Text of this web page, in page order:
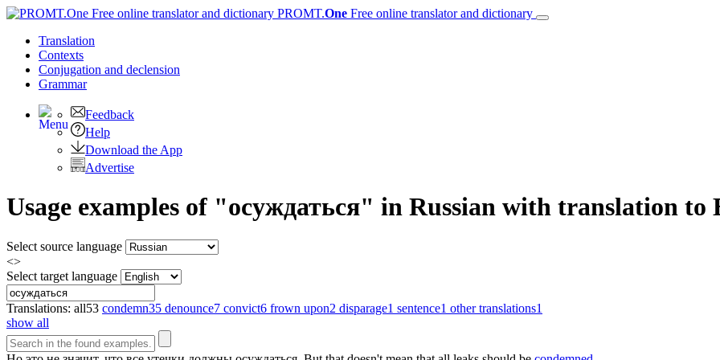
PROMT.One Free online translator and dictionary
Translation
Contexts
Conjugation and declension
Grammar
Feedback
Help
Download the App
Advertise
Usage examples of "осуждаться" in Russian with translation to
Select source language
<>
Select target language
Translations: all53 condemn35 denounce7 convict6 frown upon2 disparage1 sentence1 other translations1
show all